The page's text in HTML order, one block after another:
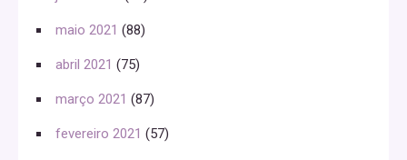
maio 2021 (88)
abril 2021 (75)
março 2021 (87)
fevereiro 2021 (57)